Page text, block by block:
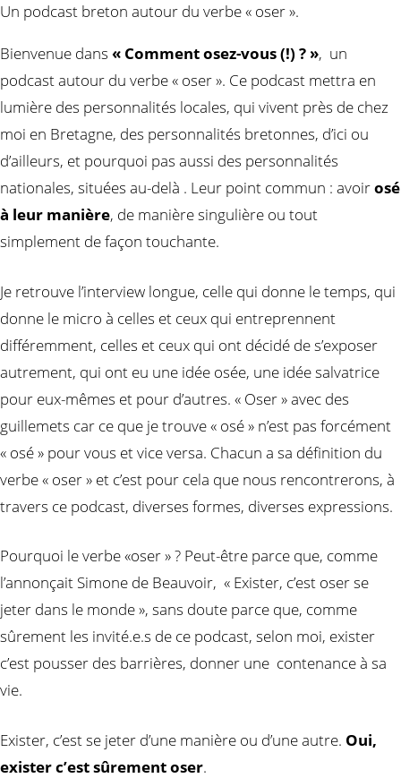
Un podcast breton autour du verbe « oser ».
Bienvenue dans « Comment osez-vous (!) ? », un
podcast autour du verbe « oser ». Ce podcast mettra en
lumière des personnalités locales, qui vivent près de chez
moi en Bretagne, des personnalités bretonnes, d’ici ou
d’ailleurs, et pourquoi pas aussi des personnalités
nationales, situées au-delà . Leur point commun : avoirosé
à leur manière, de manière singulière ou tout
simplement de façon touchante.
Je retrouve l’interview longue, celle qui donne le temps, qui
donne le micro à celles et ceux qui entreprennent
différemment, celles et ceux qui ont décidé de s’exposer
autrement, qui ont eu une idée osée, une idée salvatrice
pour eux-mêmes et pour d’autres. « Oser » avec des
guillemets car ce que je trouve « osé » n’est pas forcément
« osé » pour vous et vice versa. Chacun a sa définition du
verbe « oser » et c’est pour cela que nous rencontrerons, à
travers ce podcast, diverses formes, diverses expressions.
Pourquoi le verbe «oser » ? Peut-être parce que, comme
l’annonçait Simone de Beauvoir, « Exister, c’est oser se
jeter dans le monde », sans doute parce que, comme
sûrement les invité.e.s de ce podcast, selon moi, exister
c’est pousser des barrières, donner une contenance à sa
vie.
Exister, c’est se jeter d’une manière ou d’une autre. Oui,
exister c’est sûrement oser.